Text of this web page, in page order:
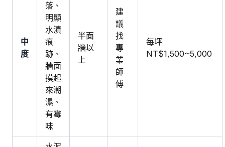
中
度
落、
明顯
水漬
痕
跡、
牆面
摸起
來潮
濕、
有霉
味
半面
牆以
上
建
議
找
專
業
師
傅
每坪
NT$1,500~5,000